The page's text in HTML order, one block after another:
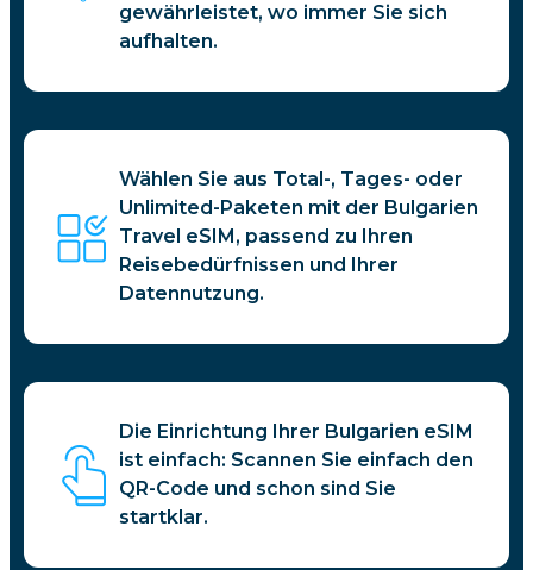
gewährleistet, wo immer Sie sich
aufhalten.
Wählen Sie aus Total-, Tages- oder
Unlimited-Paketen mit der Bulgarien
Travel eSIM, passend zu Ihren
Reisebedürfnissen und Ihrer
Datennutzung.
Die Einrichtung Ihrer Bulgarien eSIM
ist einfach: Scannen Sie einfach den
QR-Code und schon sind Sie
startklar.